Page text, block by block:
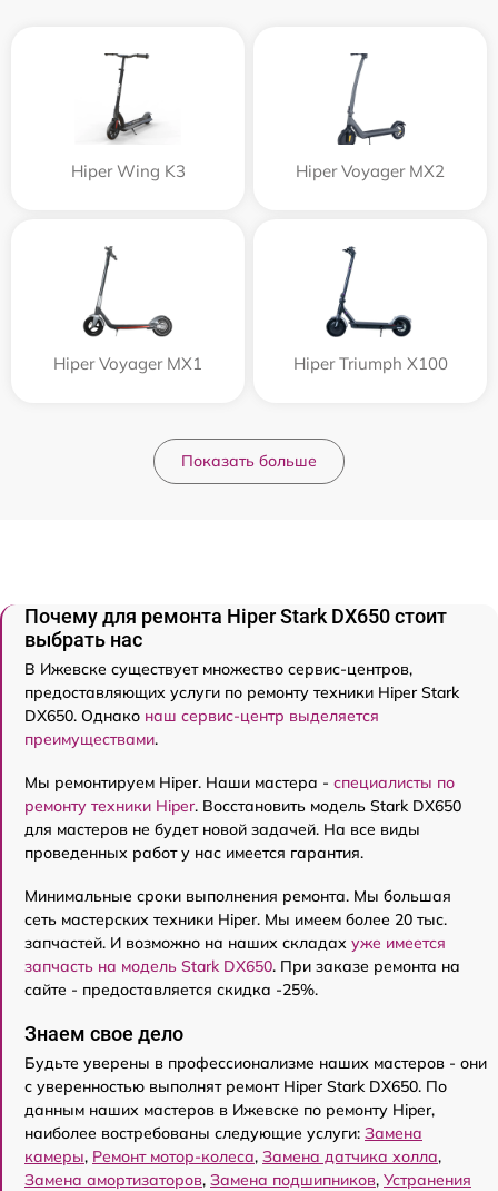
Hiper Wing K3 Hiper Voyager MX2
Hiper Voyager MX1 Hiper Triumph X100
Показать больше
Почему для ремонта Hiper Stark DX650 стоит
выбрать нас
В Ижевске существует множество сервис-центров,
предоставляющих услуги по ремонту техники Hiper Stark
DX650. Однако наш сервис-центр выделяется
преимуществами.
Мы ремонтируем Hiper. Наши мастера - специалисты по
ремонту техники Hiper. Восстановить модель Stark DX650
для мастеров не будет новой задачей. На все виды
проведенных работ у нас имеется гарантия.
Минимальные сроки выполнения ремонта. Мы большая
сеть мастерских техники Hiper. Мы имеем более 20 тыс.
запчастей. И возможно на наших складах уже имеется
запчасть на модель Stark DX650. При заказе ремонта на
сайте - предоставляется скидка -25%.
Знаем свое дело
Будьте уверены в профессионализме наших мастеров - они
с уверенностью выполнят ремонт Hiper Stark DX650. По
данным наших мастеров в Ижевске по ремонту Hiper,
наиболее востребованы следующие услуги: Замена
камеры, Ремонт мотор-колеса, Замена датчика холла,
Замена амортизаторов, Замена подшипников, Устранения